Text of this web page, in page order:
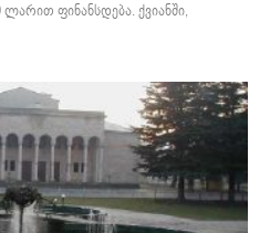
ფინანსდება. ქვიანში,